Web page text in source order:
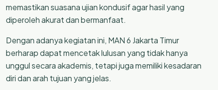
memastikan suasana ujian kondusif agar hasil yang
diperoleh akurat dan bermanfaat.
Dengan adanya kegiatan ini, MAN 6 Jakarta Timur
berharap dapat mencetak lulusan yang tidak hanya
unggul secara akademis, tetapi juga memiliki kesadaran
diri dan arah tujuan yang jelas.